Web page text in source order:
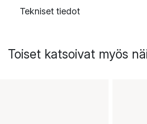
Tekniset tiedot
Toiset katsoivat myös